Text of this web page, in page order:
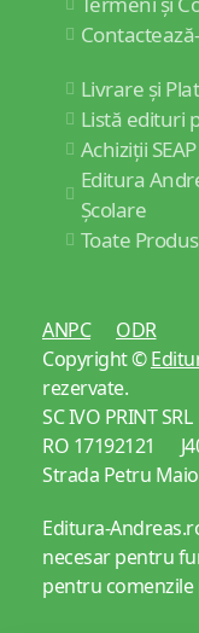
Livrare și
Listă edituri
Achiziții
Editura
Școlare
Toate
ANPC
ODR
Copyright ©
rezervate.
SC IVO PRINT SRL
RO 17192121
Strada Petru
Editura-
necesar pentru
pentru comenzile